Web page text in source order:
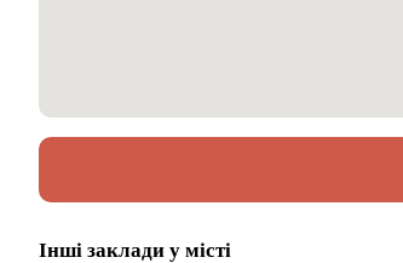
Інші заклади у місті